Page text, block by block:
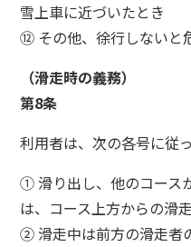
雪上車に近づいたとき
⑫ その他、徐行しないと
（滑走時の義務）
第8条
利用者は、次の各号に従
① 滑り出し、他のコース
は、コース上方からの滑
② 滑走中は前方の滑走者